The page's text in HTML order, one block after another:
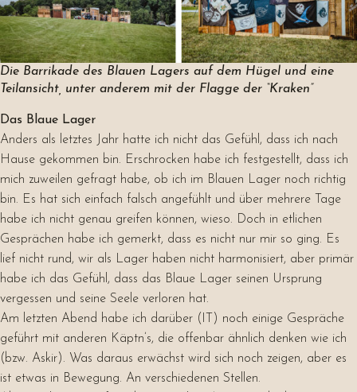
Die Barrikade des Blauen Lagers auf dem Hügel und eine
Teilansicht, unter anderem mit der Flagge der “Kraken”
Das Blaue Lager
Anders als letztes Jahr hatte ich nicht das Gefühl, dass ich nach
Hause gekommen bin. Erschrocken habe ich festgestellt, dass ich
mich zuweilen gefragt habe, ob ich im Blauen Lager noch richtig
bin. Es hat sich einfach falsch angefühlt und über mehrere Tage
habe ich nicht genau greifen können, wieso. Doch in etlichen
Gesprächen habe ich gemerkt, dass es nicht nur mir so ging. Es
lief nicht rund, wir als Lager haben nicht harmonisiert, aber primär
habe ich das Gefühl, dass das Blaue Lager seinen Ursprung
vergessen und seine Seele verloren hat.
Am letzten Abend habe ich darüber (IT) noch einige Gespräche
geführt mit anderen Käptn’s, die offenbar ähnlich denken wie ich
(bzw. Askir). Was daraus erwächst wird sich noch zeigen, aber es
ist etwas in Bewegung. An verschiedenen Stellen.